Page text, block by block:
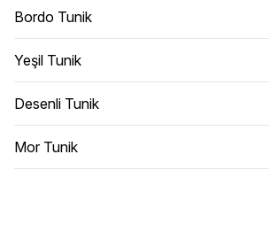
Bordo Tunik
Yeşil Tunik
Desenli Tunik
Mor Tunik